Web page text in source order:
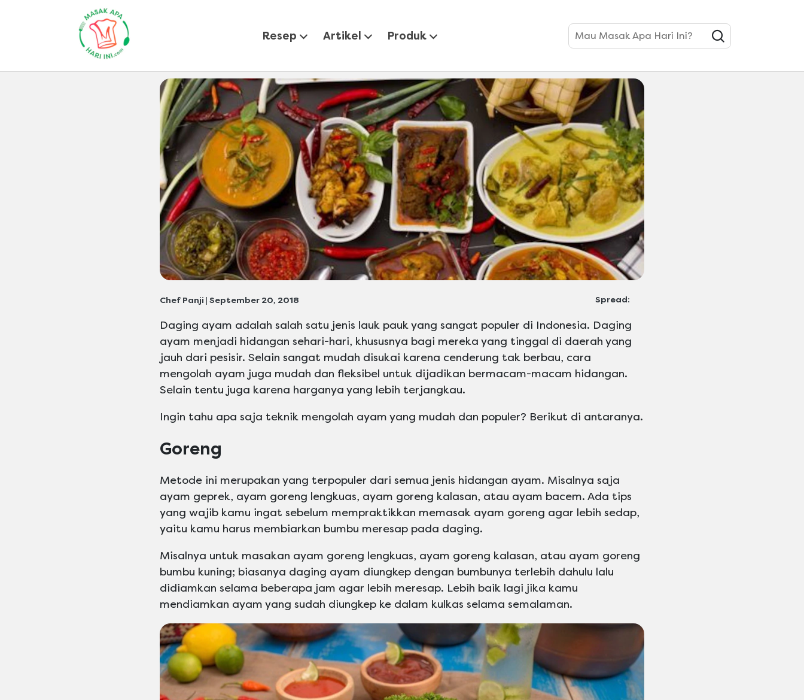
Resep Artikel Produk Mau Masak Apa Hari Ini?
Beranda
Chef Panji | September 20, 2018 Spread:
Daging ayam adalah salah satu jenis lauk pauk yang sangat populer di Indonesia. Daging
ayam menjadi hidangan sehari-hari, khususnya bagi mereka yang tinggal di daerah yang
jauh dari pesisir. Selain sangat mudah disukai karena cenderung tak berbau, cara
mengolah ayam juga mudah dan fleksibel untuk dijadikan bermacam-macam hidangan.
Selain tentu juga karena harganya yang lebih terjangkau.
Ingin tahu apa saja teknik mengolah ayam yang mudah dan populer? Berikut di antaranya.
Goreng
Metode ini merupakan yang terpopuler dari semua jenis hidangan ayam. Misalnya saja
ayam geprek, ayam goreng lengkuas, ayam goreng kalasan, atau ayam bacem. Ada tips
yang wajib kamu ingat sebelum mempraktikkan memasak ayam goreng agar lebih sedap,
yaitu kamu harus membiarkan bumbu meresap pada daging.
Misalnya untuk masakan ayam goreng lengkuas, ayam goreng kalasan, atau ayam goreng
bumbu kuning; biasanya daging ayam diungkep dengan bumbunya terlebih dahulu lalu
didiamkan selama beberapa jam agar lebih meresap. Lebih baik lagi jika kamu
mendiamkan ayam yang sudah diungkep ke dalam kulkas selama semalaman.